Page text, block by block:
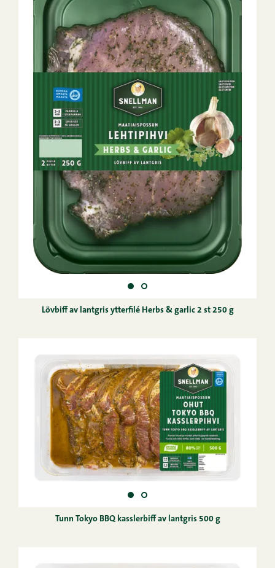
Lövbiff av lantgris ytterfilé Herbs & garlic 2 st 250 g
Tunn Tokyo BBQ kasslerbiff av lantgris 500 g